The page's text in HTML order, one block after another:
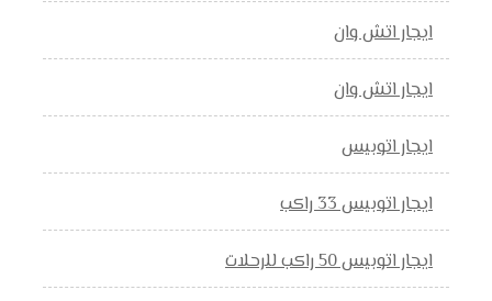
ايجار اتش وان
ايجار اتش وان
ايجار اتوبيس
ايجار اتوبيس 33 راكب
ايجار اتوبيس 50 راكب للرحلات